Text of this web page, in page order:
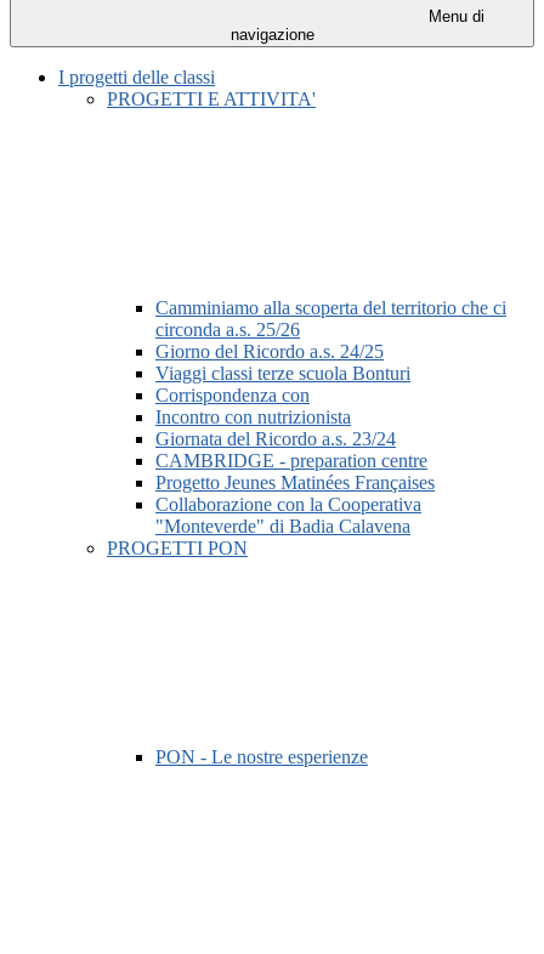
Menu di
navigazione
I progetti delle classi
PROGETTI E ATTIVITA'
Camminiamo alla scoperta del territorio che ci
circonda a.s. 25/26
Giorno del Ricordo a.s. 24/25
Viaggi classi terze scuola Bonturi
Corrispondenza con
Incontro con nutrizionista
Giornata del Ricordo a.s. 23/24
CAMBRIDGE - preparation centre
Progetto Jeunes Matinées Françaises
Collaborazione con la Cooperativa
"Monteverde" di Badia Calavena
PROGETTI PON
PON - Le nostre esperienze